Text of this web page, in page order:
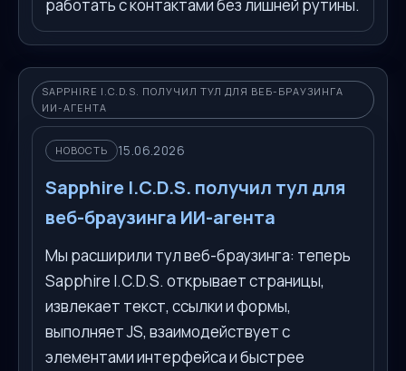
работать с контактами без лишней рутины.
SAPPHIRE I.C.D.S. ПОЛУЧИЛ ТУЛ ДЛЯ ВЕБ-БРАУЗИНГА
ИИ-АГЕНТА
НОВОСТЬ 15.06.2026
Sapphire I.C.D.S. получил тул для
веб-браузинга ИИ-агента
Мы расширили тул веб-браузинга: теперь
Sapphire I.C.D.S. открывает страницы,
извлекает текст, ссылки и формы,
выполняет JS, взаимодействует с
элементами интерфейса и быстрее